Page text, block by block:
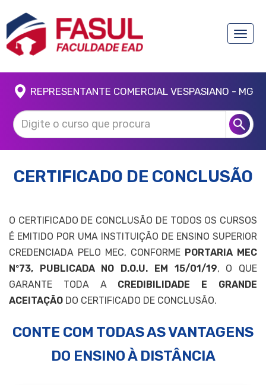
Toggle
REPRESENTANTE COMERCIAL VESPASIANO - MG
CERTIFICADO DE CONCLUSÃO
O CERTIFICADO DE CONCLUSÃO DE TODOS OS CURSOS
É EMITIDO POR UMA INSTITUIÇÃO DE ENSINO SUPERIOR
CREDENCIADA PELO MEC, CONFORME PORTARIA MEC
Nº73, PUBLICADA NO D.O.U. EM 15/01/19, O QUE
GARANTE TODA A CREDIBILIDADE E GRANDE
ACEITAÇÃO DO CERTIFICADO DE CONCLUSÃO.
CONTE COM TODAS AS VANTAGENS
DO ENSINO À DISTÂNCIA